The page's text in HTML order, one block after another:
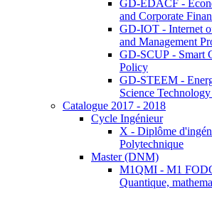
GD-EDACF -
and Corporate
GD-IOT - Internet
and Management
GD-SCUP - Smart
Policy
GD-STEEM -
Science
Catalogue 2017 - 2018
Cycle Ingénieur
X - Diplôme
Polytechnique
Master (DNM)
M1QMI - M1
Quantique,